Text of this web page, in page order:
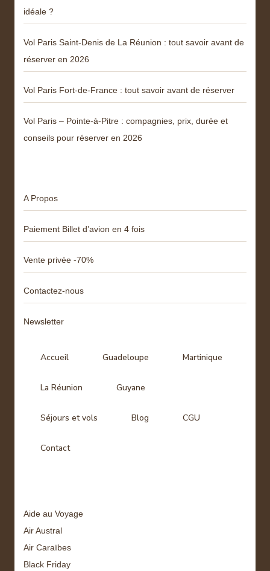
idéale ?
Vol Paris Saint-Denis de La Réunion : tout savoir avant de
réserver en 2026
Vol Paris Fort-de-France : tout savoir avant de réserver
Vol Paris – Pointe-à-Pitre : compagnies, prix, durée et
conseils pour réserver en 2026
A Propos
Paiement Billet d’avion en 4 fois
Vente privée -70%
Contactez-nous
Newsletter
Accueil Guadeloupe Martinique
La Réunion Guyane
Séjours et vols Blog CGU
Contact
Aide au Voyage
Air Austral
Air Caraïbes
Black Friday